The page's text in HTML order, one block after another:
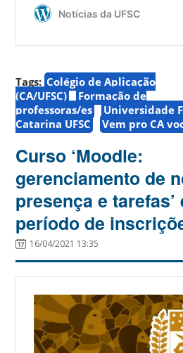
Tags: Colégio de Aplicação
(CA/UFSC)
Formação de
professoras/es
Universidade
Catarina UFSC
Vem pro CA
Curso ‘Moodle:
gerenciamento de
presença e tarefas’
período de
16/04/2021 13:35